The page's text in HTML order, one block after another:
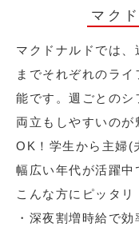
マク
マクドナルドでは
までそれぞれのラ
能です。週ごとのシ
両立もしやすいの
OK！学生から主婦(
幅広い年代が活躍中
こんな方にピッタリ
・深夜割増時給で